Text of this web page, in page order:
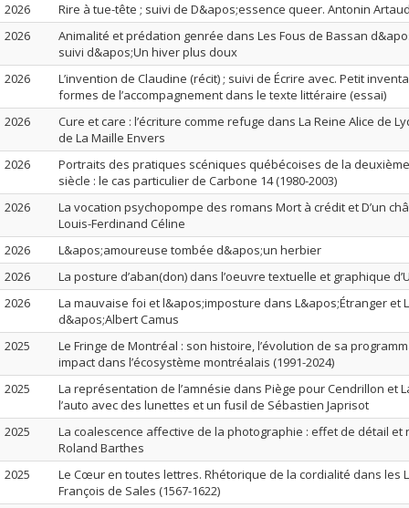
2026
Rire à tue-tête ; suivi de D&apos;essence queer. Antonin
2026
Animalité et prédation genrée dans Les Fous de Bassan
suivi d&apos;Un hiver plus doux
2026
L’invention de Claudine (récit) ; suivi de Écrire avec. Petit
formes de l’accompagnement dans le texte littéraire (essai)
2026
Cure et care : l’écriture comme refuge dans La Reine Alice de
de La Maille Envers
2026
Portraits des pratiques scéniques québécoises de la
siècle : le cas particulier de Carbone 14 (1980-2003)
2026
La vocation psychopompe des romans Mort à crédit et D’un
Louis-Ferdinand Céline
2026
L&apos;amoureuse tombée d&apos;un herbier
2026
La posture d’aban(don) dans l’oeuvre textuelle et graphique
2026
La mauvaise foi et l&apos;imposture dans L&apos;Étranger et
d&apos;Albert Camus
2025
Le Fringe de Montréal : son histoire, l’évolution de sa
impact dans l’écosystème montréalais (1991-2024)
2025
La représentation de l’amnésie dans Piège pour Cendrillon et
l’auto avec des lunettes et un fusil de Sébastien Japrisot
2025
La coalescence affective de la photographie : effet de détail et
Roland Barthes
2025
Le Cœur en toutes lettres. Rhétorique de la cordialité dans les
François de Sales (1567-1622)